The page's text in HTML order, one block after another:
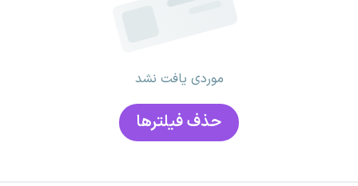
موردی یافت نشد
حذف فیلتر‌ها